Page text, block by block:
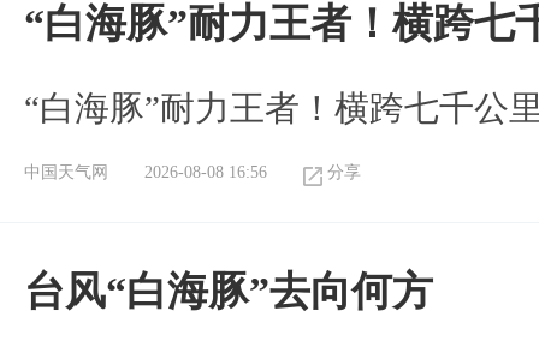
“白海豚”耐力王者！横跨七
“白海豚”耐力王者！横跨七千公
中国天气网 2026-08-08 16:56 分享
台风“白海豚”去向何方